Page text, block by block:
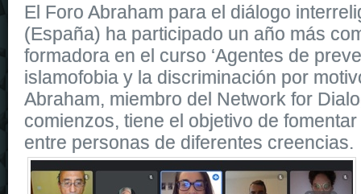
El Foro Abraham para el diálogo
(España) ha participado un año más
formadora en el curso ‘Agentes de
islamofobia y la discriminación por
Abraham, miembro del Network for
comienzos, tiene el objetivo de
entre personas de diferentes creencias.